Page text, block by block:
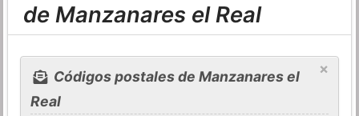
de Manzanares el Real
×
Códigos postales de Manzanares el
Real